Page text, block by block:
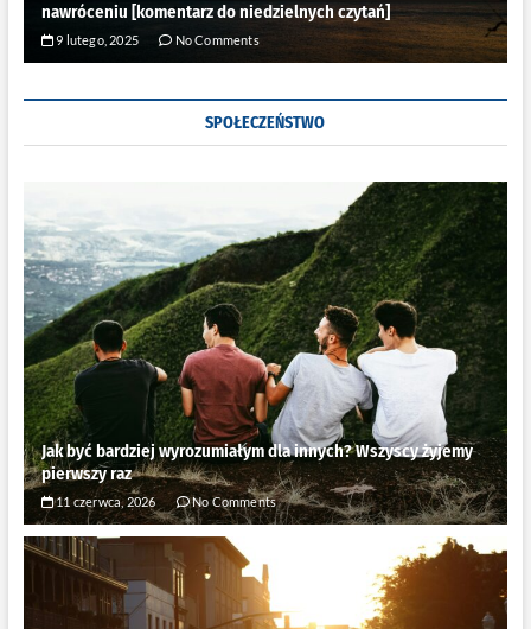
nawróceniu [komentarz do niedzielnych czytań]
9 lutego, 2025 No Comments
SPOŁECZEŃSTWO
Jak być bardziej wyrozumiałym dla innych? Wszyscy żyjemy
pierwszy raz
11 czerwca, 2026 No Comments